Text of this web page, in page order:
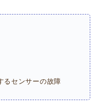
るセンサーの故障